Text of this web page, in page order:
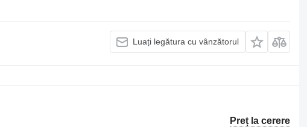
Luați legătura cu vânzătorul
Preț la cerere